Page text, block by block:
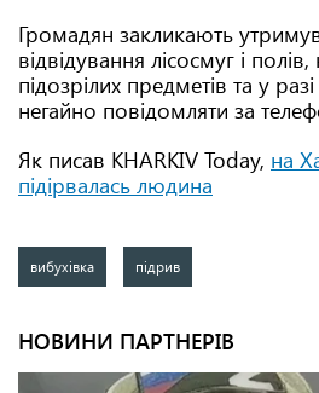
Громадян закликають
відвідування лісосмуг і
підозрілих предметів та у
негайно повідомляти за
Як писав KHARKIV Today, на
підірвалась людина
вибухівка підрив